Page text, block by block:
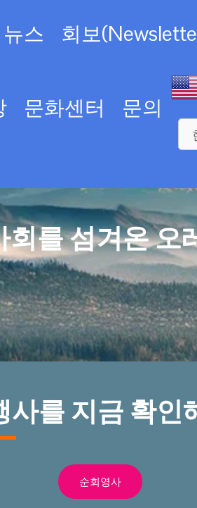
뉴스 회보
문화센터 문의
를 섬겨온 오
를 지금 확인
순회영사